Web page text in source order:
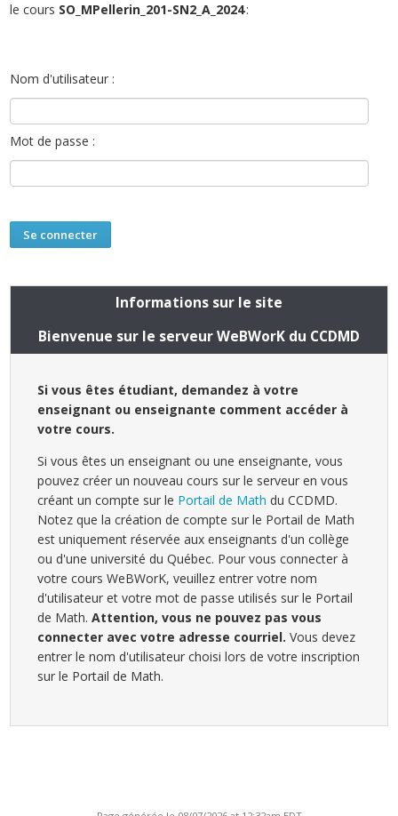
le cours SO_MPellerin_201-SN2_A_2024:
Nom d'utilisateur :
Mot de passe :
Informations sur le site
Bienvenue sur le serveur WeBWorK du CCDMD
Si vous êtes étudiant, demandez à votre
enseignant ou enseignante comment accéder à
votre cours.
Si vous êtes un enseignant ou une enseignante, vous
pouvez créer un nouveau cours sur le serveur en vous
créant un compte sur le Portail de Math du CCDMD.
Notez que la création de compte sur le Portail de Math
est uniquement réservée aux enseignants d'un collège
ou d'une université du Québec. Pour vous connecter à
votre cours WeBWorK, veuillez entrer votre nom
d'utilisateur et votre mot de passe utilisés sur le Portail
de Math.Attention, vous ne pouvez pas vous
connecter avec votre adresse courriel. Vous devez
entrer le nom d'utilisateur choisi lors de votre inscription
sur le Portail de Math.